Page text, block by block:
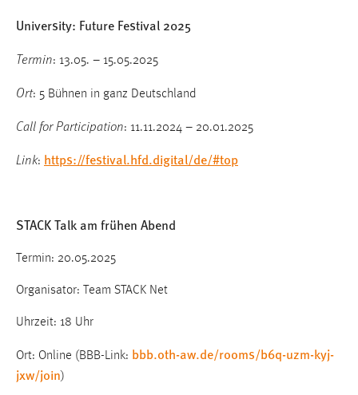
University: Future Festival 2025
Termin: 13.05. – 15.05.2025
Ort: 5 Bühnen in ganz Deutschland
Call for Participation: 11.11.2024 – 20.01.2025
Link: https://festival.hfd.digital/de/#top
STACK Talk am frühen Abend
Termin: 20.05.2025
Organisator: Team STACK Net
Uhrzeit: 18 Uhr
Ort: Online (BBB-Link: bbb.oth-aw.de/rooms/b6q-uzm-kyj-
jxw/join)